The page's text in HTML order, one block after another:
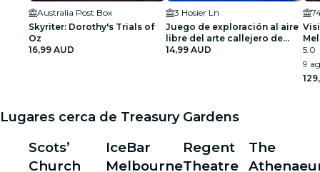
Australia Post Box
Skyriter: Dorothy's Trials of
Oz
16,99 AUD
3 Hosier Ln
Juego de exploración al aire
libre del arte callejero de
Melbourne
14,99 AUD
5.0
9
Lugares cerca de Treasury Gardens
Scots’
Church
IceBar
Melbourne
Regent
Theatre
The